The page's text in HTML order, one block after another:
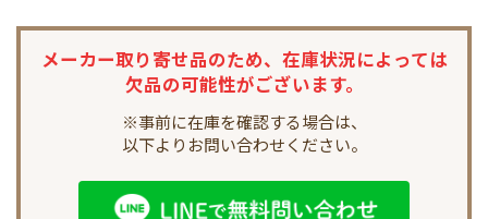
メーカー取り寄せ品のため、 在庫状況によっては
欠品の可能性がございます。
※事前に在庫を確認する場合は、
以下よりお問い合わせください。